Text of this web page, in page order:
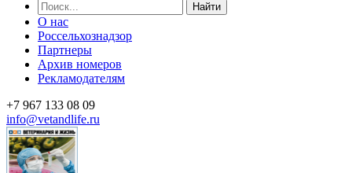
Найти
О нас
Россельхознадзор
Партнеры
Архив номеров
Рекламодателям
+7 967 133 08 09
info@vetandlife.ru